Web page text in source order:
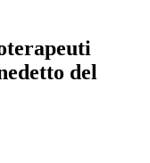
del